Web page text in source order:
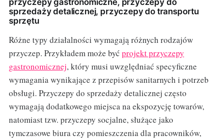
sprzedaży detalicznej, przyczepy do transportu
sprzętu
Różne typy działalności wymagają różnych rodzajów
przyczep. Przykładem może być projekt przyczepy
gastronomicznej, który musi uwzględniać specyficzne
wymagania wynikające z przepisów sanitarnych i potrzeb
obsługi. Przyczepy do sprzedaży detalicznej często
wymagają dodatkowego miejsca na ekspozycję towarów,
natomiast tzw. przyczepy socjalne, służące jako
tymczasowe biura czy pomieszczenia dla pracowników,